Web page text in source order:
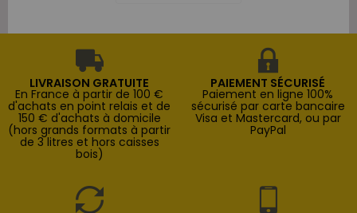
LIVRAISON GRATUITE
En France à partir de 100 €
d'achats en point relais et de
150 € d'achats à domicile
(hors grands formats à partir
de 3 litres et hors caisses
bois)
PAIEMENT SÉCURISÉ
Paiement en ligne 100%
sécurisé par carte bancaire
Visa et Mastercard, ou par
PayPal